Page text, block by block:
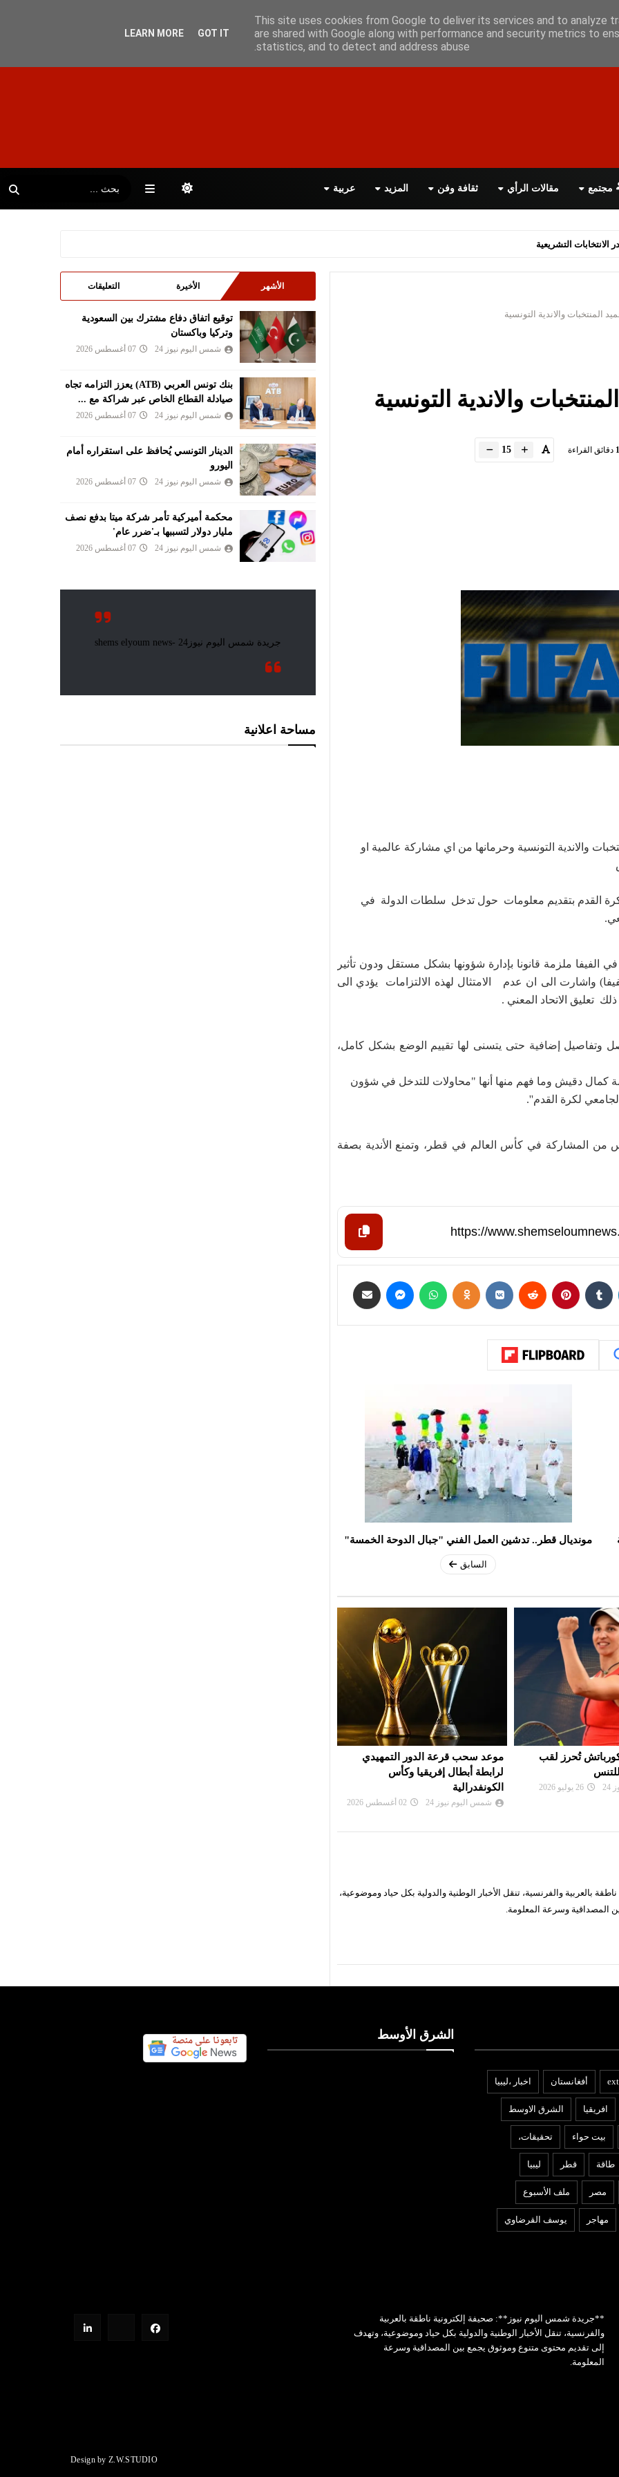
أعلن معانا اتصل بنا اقرأ الصحيفة PDF
مجتمع مقالات الرأي ثقافة وفن المزيد عربية
الحكومة البريطانية
المنتخبات والاندية التونسية
والاندية التونسية
1 دقائق القراءة 15
والاندية التونسية وحرمانها من اي مشاركة عالمية او
القدم بتقديم معلومات حول تدخل سلطات الدولة في
الفيفا ملزمة قانونا بإدارة شؤونها بشكل مستقل ودون تأثير
واشارت الى ان عدم الامتثال لهذه الالتزامات يؤدي الى
تعليق الاتحاد المعني .
إضافية حتى يتسنى لها تقييم الوضع بشكل كامل،
كمال دقيش وما فهم منها أنها "محاولات للتدخل في شؤون
لكرة القدم''.
المشاركة في كأس العالم في قطر، وتمنع الأندية بصفة
مونديال قطر.. تدشين العمل الفني "جبال الدوحة الخمسة"
السابق
الدور التمهيدي
وكأس
بي أس جي يزاحم ريال مدريد في
صفقة ديوماندي
شمس اليوم نيوز 24
بالعربية والفرنسية، تنقل الأخبار الوطنية والدولية بكل حياد وموضوعية،
المصداقية وسرعة المعلومة.
الأشهر الأخيرة التعليقات
توقيع اتفاق دفاع مشترك بين السعودية
وتركيا وباكستان
شمس اليوم نيوز 24 07 أغسطس 2026
بنك تونس العربي (ATB) يعزز التزامه تجاه
صيادلة القطاع الخاص عبر شراكة مع ...
شمس اليوم نيوز 24 07 أغسطس 2026
الدينار التونسي يُحافظ على استقراره أمام
اليورو
شمس اليوم نيوز 24 07 أغسطس 2026
محكمة أميركية تأمر شركة ميتا بدفع نصف
مليار دولار لتسببها بـ'ضرر عام'
شمس اليوم نيوز 24 07 أغسطس 2026
مساحة اعلانية
أفغانستان اخبار ،ليبيا
افريقيا الشرق الاوسط
بيت حواء تحقيقات،
طاقة قطر ليبيا
مصر ملف الأسبوع
مهاجر يوسف القرضاوي
الشرق الأوسط
**جريدة شمس اليوم نيوز**: صحيفة إلكترونية ناطقة بالعربية
والفرنسية، تنقل الأخبار الوطنية والدولية بكل حياد وموضوعية، وتهدف
إلى تقديم محتوى متنوع وموثوق يجمع بين المصداقية وسرعة
المعلومة.
Design by Z.W.STUDIO
This site uses cookies from Google to deliver its services and to analyze
are shared with Google along with performance and security metrics to
statistics, and to detect and address abuse.
LEARN MORE GOT IT